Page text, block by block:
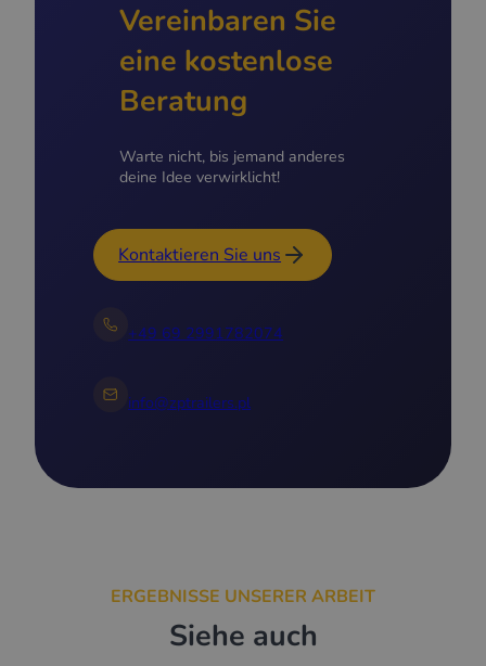
Vereinbaren Sie
eine kostenlose
Beratung
Warte nicht, bis jemand anderes
deine Idee verwirklicht!
Kontaktieren Sie uns
+49 69 2991782074
info@zptrailers.pl
ERGEBNISSE UNSERER ARBEIT
Siehe auch